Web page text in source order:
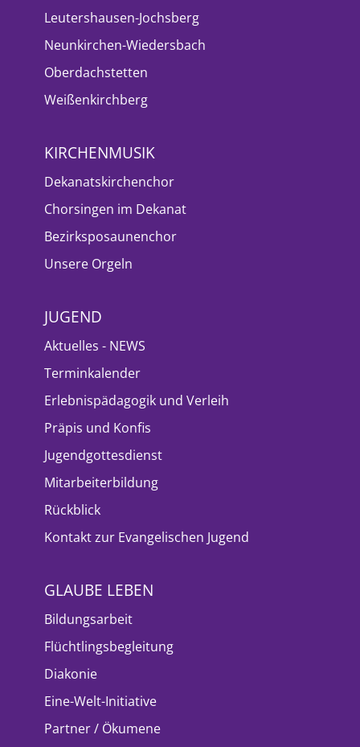
Leutershausen-Jochsberg
Neunkirchen-Wiedersbach
Oberdachstetten
Weißenkirchberg
KIRCHENMUSIK
Dekanatskirchenchor
Chorsingen im Dekanat
Bezirksposaunenchor
Unsere Orgeln
JUGEND
Aktuelles - NEWS
Terminkalender
Erlebnispädagogik und Verleih
Präpis und Konfis
Jugendgottesdienst
Mitarbeiterbildung
Rückblick
Kontakt zur Evangelischen Jugend
GLAUBE LEBEN
Bildungsarbeit
Flüchtlingsbegleitung
Diakonie
Eine-Welt-Initiative
Partner / Ökumene